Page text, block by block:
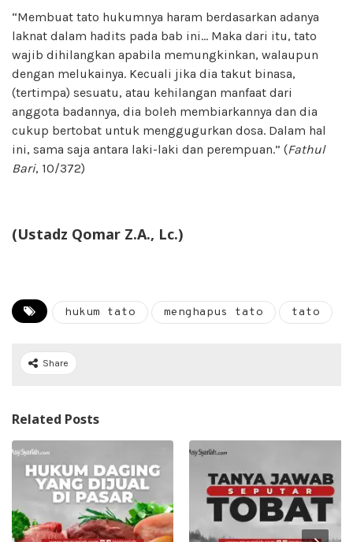
“Membuat tato hukumnya haram berdasarkan adanya
laknat dalam hadits pada bab ini… Maka dari itu, tato
wajib dihilangkan apabila memungkinkan, walaupun
dengan melukainya. Kecuali jika dia takut binasa,
(tertimpa) sesuatu, atau kehilangan manfaat dari
anggota badannya, dia boleh membiarkannya dan dia
cukup bertobat untuk menggugurkan dosa. Dalam hal
ini, sama saja antara laki-laki dan perempuan.” (Fathul
Bari, 10/372)
(Ustadz Qomar Z.A., Lc.)
hukum tato menghapus tato tato
Share
Related Posts